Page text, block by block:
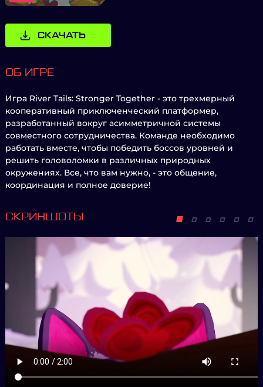
СКАЧАТЬ
ОБ ИГРЕ
Игра River Tails: Stronger Together - это трехмерный
кооперативный приключенческий платформер,
разработанный вокруг асимметричной системы
совместного сотрудничества. Команде необходимо
работать вместе, чтобы победить боссов уровней и
решить головоломки в различных природных
окружениях. Все, что вам нужно, - это общение,
координация и полное доверие!
СКРИНШОТЫ